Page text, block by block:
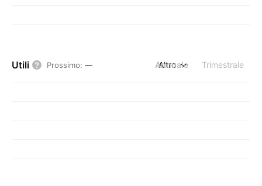
Utili Prossimo: — Annuale Trimestrale
Altro